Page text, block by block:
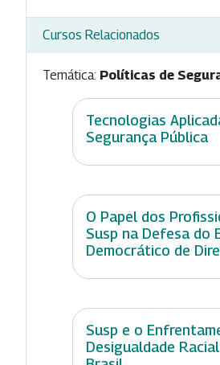
Cursos Relacionados
Temática: Políticas de
Tecnologias
Segurança Pública
O Papel dos
Susp na Defesa do
Democrático de
Susp e o
Desigualdade